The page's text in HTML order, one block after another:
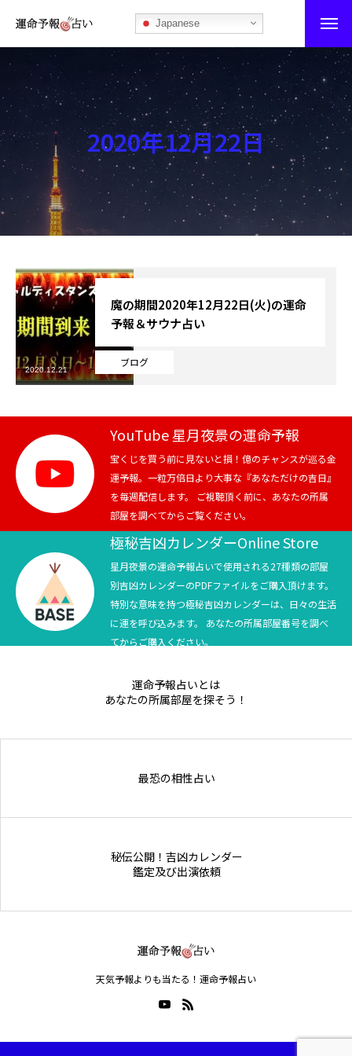
Japanese
運命予報占い
運命予報占いとは
あなたの所属部屋を探そう！
最恐の相性占い
秘伝公開！吉凶カレンダー
記事カテゴリー
ブログ
お知らせ
芸能界
テニス
スポーツ
競馬
テニス四大大会・五輪
テニス四大大会・五輪
2020年12月22日
ブログ
魔の期間2020年12月22日(火)の運命
予報＆サウナ占い
2020.12.21
YouTube 星月夜景の運命予報
宝くじを買う前に見ないと損！億のチャンスが巡る金
運予報。一粒万倍日より大事な『あなただけの吉日』
を毎週配信します。 ご視聴頂く前に、あなたの所属
部屋を調べてからご覧ください。
極秘吉凶カレンダーOnline Store
星月夜景の運命予報占いで使用される27種類の部屋
別吉凶カレンダーのPDFファイルをご購入頂けます。
特別な意味を持つ極秘吉凶カレンダーは、日々の生活
に運を呼び込みます。 あなたの所属部屋番号を調べ
てからご購入ください。
運命予報占いとは
あなたの所属部屋を探そう！
最恐の相性占い
秘伝公開！吉凶カレンダー
鑑定及び出演依頼
天気予報よりも当たる！運命予報占い